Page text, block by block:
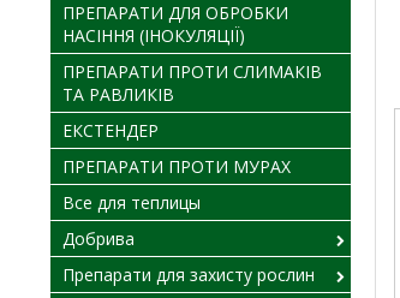
ПРЕПАРАТИ ДЛЯ ОБРОБКИ
НАСІННЯ (ІНОКУЛЯЦІЇ)
ПРЕПАРАТИ ПРОТИ СЛИМАКІВ
ТА РАВЛИКІВ
ЕКСТЕНДЕР
ПРЕПАРАТИ ПРОТИ МУРАХ
Все для теплицы
Добрива
Препарати для захисту рослин